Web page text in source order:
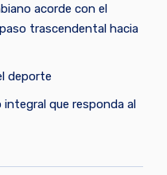
acorde con el
trascendental hacia
deporte
que responda al